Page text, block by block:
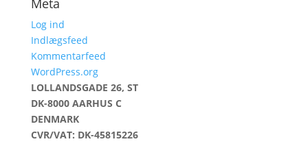
Meta
Log ind
Indlægsfeed
Kommentarfeed
WordPress.org
LOLLANDSGADE 26, ST
DK-8000 AARHUS C
DENMARK
CVR/VAT: DK-45815226